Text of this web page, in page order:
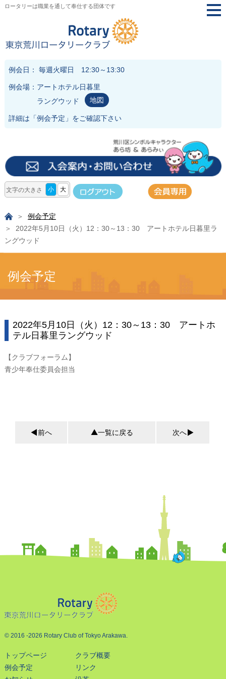
ロータリーは職業を通して奉仕する団体です
例会日： 毎週火曜日 12:30～13:30
例会場：アートホテル日暮里
ラングウッド
地図
詳細は「例会予定 」をご確認下さい
文字の大きさ 小 大
例会予定
2022年5月10日（火）12：30～13：30 アートホテル日暮里ラ
ングウッド
例会予定
2022年5月10日（火）12：30～13：30 アートホ
テル日暮里ラングウッド
【クラブフォーラム】
青少年奉仕委員会担当
前へ 一覧に戻る 次へ
© 2016 -2026 Rotary Club of Tokyo Arakawa.
トップページ
例会予定
クラブ概要
リンク